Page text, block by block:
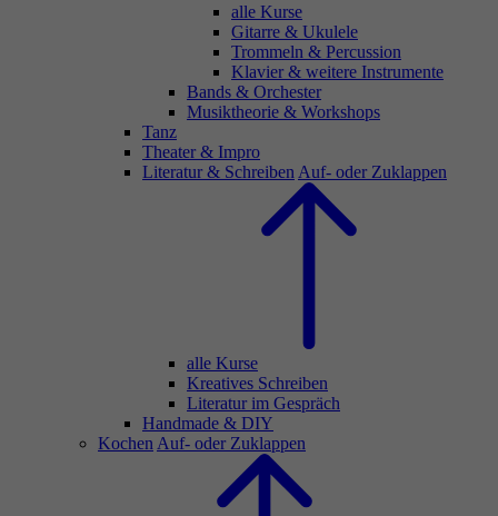
alle Kurse
Gitarre & Ukulele
Trommeln & Percussion
Klavier & weitere Instrumente
Bands & Orchester
Musiktheorie & Workshops
Tanz
Theater & Impro
Literatur & Schreiben Auf- oder Zuklappen
alle Kurse
Kreatives Schreiben
Literatur im Gespräch
Handmade & DIY
Kochen Auf- oder Zuklappen